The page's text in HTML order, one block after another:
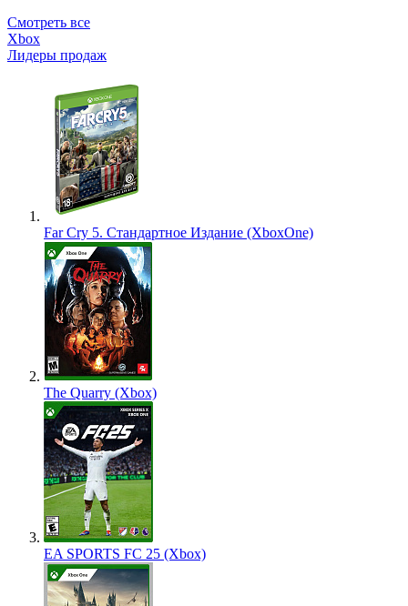
Смотреть все
Xbox
Лидеры продаж
Far Cry 5. Стандартное Издание (XboxOne)
The Quarry (Xbox)
EA SPORTS FC 25 (Xbox)